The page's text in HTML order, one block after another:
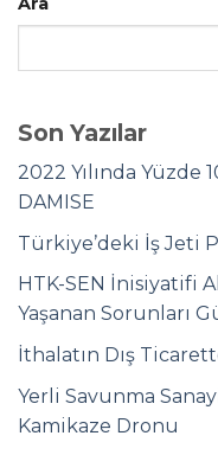
Son Yazılar
2022 Yılında Yüzde
DAMISE
Türkiye’deki İş Jeti
HTK-SEN İnisiyatifi
Yaşanan Sorunları
İthalatın Dış
Yerli Savunma
Kamikaze Dronu